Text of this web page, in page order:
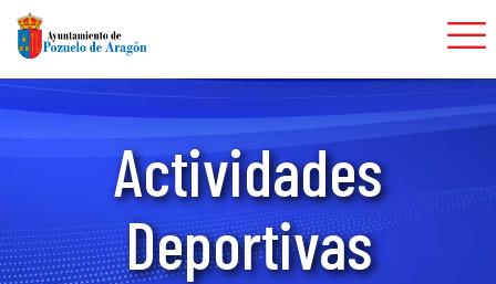
Actividades
Deportivas